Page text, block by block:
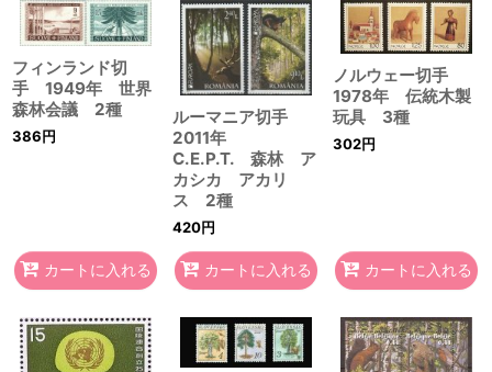
フィンランド切
手 1949年 世界
森林会議 2種
386円
カートに入れる
ルーマニア切手
2011年
C.E.P.T. 森林 ア
カシカ アカリ
ス 2種
420円
カートに入れる
ノルウェー切手
1978年 伝統木製
玩具 3種
302円
カートに入れる